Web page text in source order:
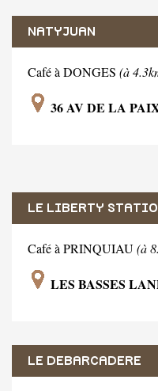
NATYJUAN
Café à DONGES (à
36 AV DE LA
LE LIBERTY
Café à PRINQUIAU(à
LES BASSES
LE DEBARCADERE